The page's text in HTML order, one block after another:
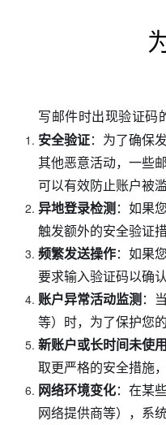
写邮件时出现验证码
安全验证：为了确保
其他恶意活动，一些
可以有效防止账户被滥
异地登录检测：如果
触发额外的安全验证
频繁发送操作：如果
要求输入验证码以确
账户异常活动监测：
等）时，为了保护您
新账户或长时间未使
取更严格的安全措施
网络环境变化：在某
网络提供商等），系